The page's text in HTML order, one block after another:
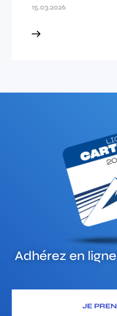
15.03.2026
Adhérez en
JE